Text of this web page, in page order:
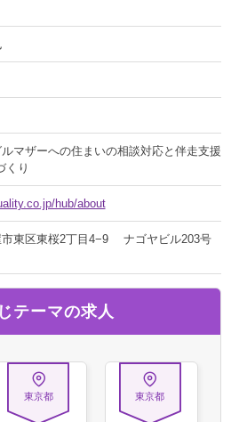
マザーへの住まいの相談対応と伴走支援
くり
hub/about
東区東桜2丁目4−9 ナゴヤビル203号
テーマの求人
東京都 東京都